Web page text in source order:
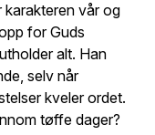
karakteren vår og
for Guds
alt. Han
selv når
kveler ordet.
tøffe dager?